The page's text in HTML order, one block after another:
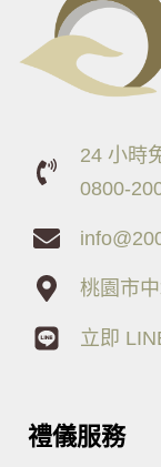
24 小時
0800-
桃園市
立即
禮儀服務